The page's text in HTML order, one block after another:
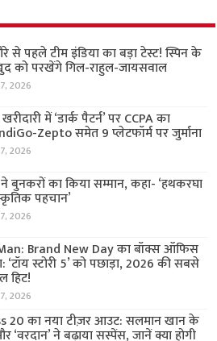
से पहले टीम इंडिया का बड़ा टेस्ट! स्पिन के
को परखेंगे गिल-राहुल-जायसवाल
2026
में ‘डार्क पैटर्न’ पर CCPA का
Zepto समेत 9 प्लेटफॉर्म पर जुर्माना
2026
बुनकरों का किया सम्मान, कहा- ‘हथकरघा
पहचान’
2026
Brand New Day का बॉक्स ऑफिस
‘टॉय स्टोरी 5’ को पछाड़ा, 2026 की सबसे
हिट!
2026
20 का नया टीज़र आउट: सलमान खान के
‘वरदान’ ने बढ़ाया सस्पेंस, जानें क्या होगी